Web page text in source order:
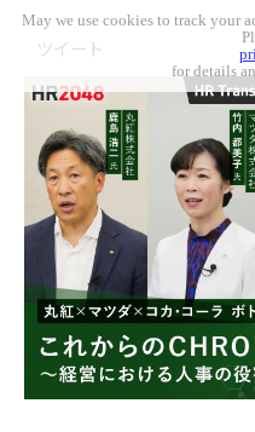
ツイート
May we use cookies to track your
for details